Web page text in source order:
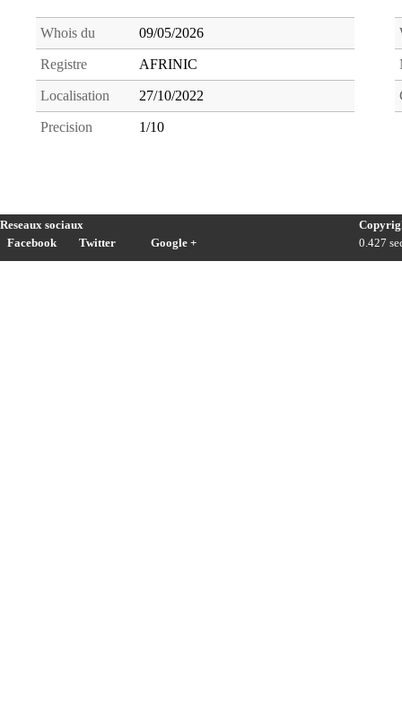
Whois du 09/05/2026
Registre AFRINIC
Localisation 27/10/2022
Precision 1/10
Reseaux sociaux
Facebook
Twitter Google +
0.427